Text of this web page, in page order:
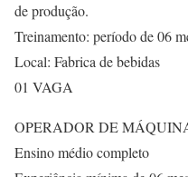
de produção.
Treinamento: período de 06
Local: Fabrica de bebidas
01 VAGA
OPERADOR DE
Ensino médio completo